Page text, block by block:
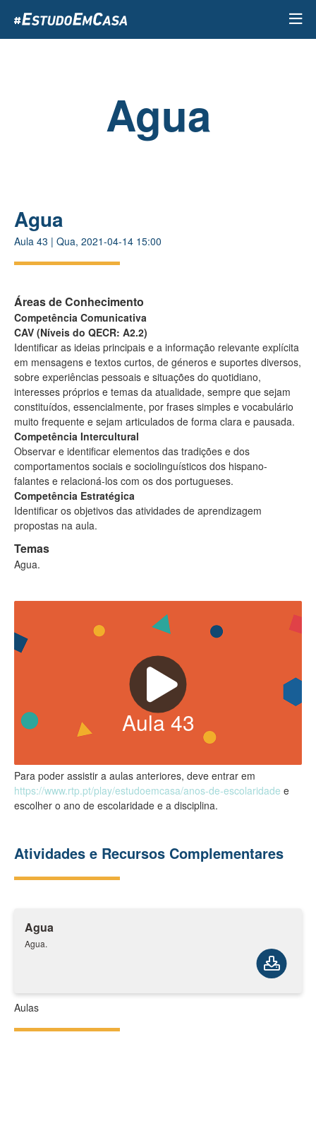
para
o
Agua
Agua
Aula 43 | Qua, 2021-04-14 15:00
Áreas de Conhecimento
Competência Comunicativa
CAV (Níveis do QECR: A2.2)
Identificar as ideias principais e a informação relevante explícita
em mensagens e textos curtos, de géneros e suportes diversos,
sobre experiências pessoais e situações do quotidiano,
interesses próprios e temas da atualidade, sempre que sejam
constituídos, essencialmente, por frases simples e vocabulário
muito frequente e sejam articulados de forma clara e pausada.
Competência Intercultural
Observar e identificar elementos das tradições e dos
comportamentos sociais e sociolinguísticos dos hispano-
falantes e relacioná-los com os dos portugueses.
Competência Estratégica
Identificar os objetivos das atividades de aprendizagem
propostas na aula.
Temas
Agua.
Aula43
Para poder assistir a aulas anteriores, deve entrar em
https://www.rtp.pt/play/estudoemcasa/anos-de-escolaridade e
escolher o ano de escolaridade e a disciplina.
Atividades e Recursos Complementares
Agua
Agua.
Aulas